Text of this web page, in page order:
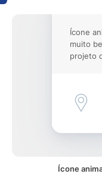
Ícone
muito
projeto
Ícone